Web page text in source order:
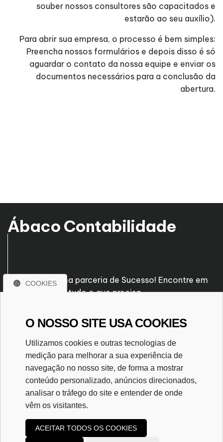
souber nossos consultores são capacitados e
estarão ao seu auxílio).
Para abrir sua empresa, o processo é bem simples:
Preencha nossos formulários e depois disso é só
aguardar o contato da nossa equipe e enviar os
documentos necessários para a conclusão da
abertura.
Ábaco Contabilidade
Venha fazer uma parceria de Sucesso! Encontre em
nossa empresa tudo o que precisa.
Rua José Pascal, nº 239
(34) 3823-7116
(34) 99995-0303
abacoassessoria@gmail.com
COOKIES
O NOSSO SITE USA COOKIES
Utilizamos cookies e outras tecnologias de
medição para melhorar a sua experiência de
navegação no nosso site, de forma a mostrar
conteúdo personalizado, anúncios direcionados,
analisar o tráfego do site e entender de onde
vêm os visitantes.
ACEITAR TODOS OS COOKIES